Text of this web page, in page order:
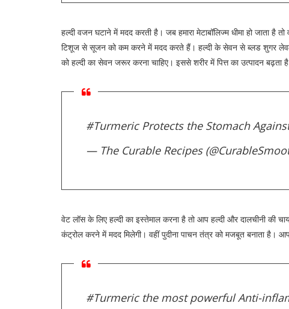
हल्दी वजन घटाने में मदद करती है। जब हमारा मेटाबॉलिज्म धीमा हो जाता है
टिशूज से सूजन को कम करने में मदद करते हैं। हल्दी के सेवन से ब्लड शुगर लेवल
को हल्दी का सेवन जरूर करना चाहिए। इससे शरीर में पित्त का उत्पादन
#TurmericProtects the Stomach
— The Curable Recipes
वेट लॉस के लिए हल्दी का इस्तेमाल करना है तो आप हल्दी और दालचीनी की
कंट्रोल करने में मदद मिलेगी। वहीं पुदीना पाचन तंत्र को मजबूत बनाता है।
#Turmericthe most powerful Anti-